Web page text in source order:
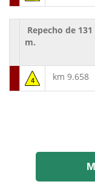
Repecho de 131
m.
4 km 9.658